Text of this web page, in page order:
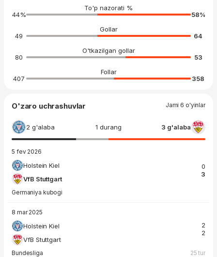
To'p nazorati %
44% 58%
Gollar
49
64
O'tkazilgan gollar
80
53
Follar
407
358
O'zaro uchrashuvlar Jami 6 o'yinlar
2 g'alaba 1 durang 3 g'alaba
5 fev 2026
Holstein Kiel
VfB Stuttgart
0
3
Germaniya kubogi
8 mar 2025
Holstein Kiel
VfB Stuttgart
2
2
Bundesliga 25 tur